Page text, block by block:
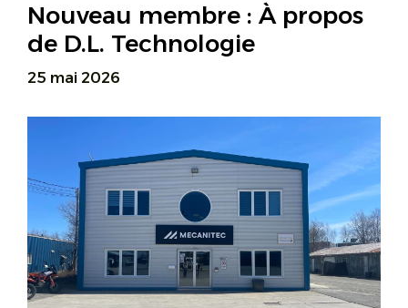
Nouveau membre : À propos
de D.L. Technologie
25 mai 2026